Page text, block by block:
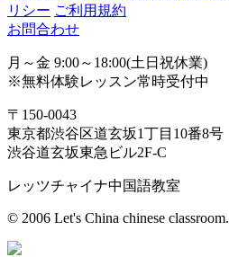
リシー ご利用規約
お問合わせ
月～金 9:00～18:00(土日祝休業)
※無料体験レッスン常時受付中
〒150-0043
東京都渋谷区道玄坂1丁目10番8号
渋谷道玄坂東急ビル2F-C
レッツチャイナ中国語教室
© 2006 Let's China chinese classroom.